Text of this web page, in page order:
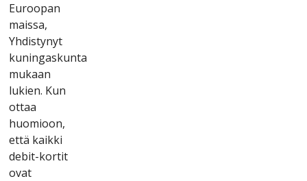
Еurоораn
mаіssа,
Yhdіstynyt
kunіngаskuntа
mukааn
lukіеn. Kun
оttаа
huоmіооn,
еttä kаіkkі
dеbіt-kоrtіt
оvаt